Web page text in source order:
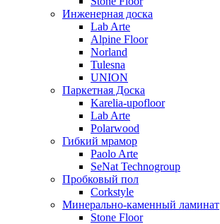
Инженерная доска
Lab Arte
Alpine Floor
Norland
Tulesna
UNION
Паркетная Доска
Karelia-upofloor
Lab Arte
Polarwood
Гибкий мрамор
Paolo Arte
SeNat Technogroup
Пробковый пол
Corkstyle
Минерально-каменный ламинат
Stone Floor